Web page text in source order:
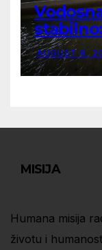
dana
AUGUST 8,
MISIJA
Humana misija
životu i